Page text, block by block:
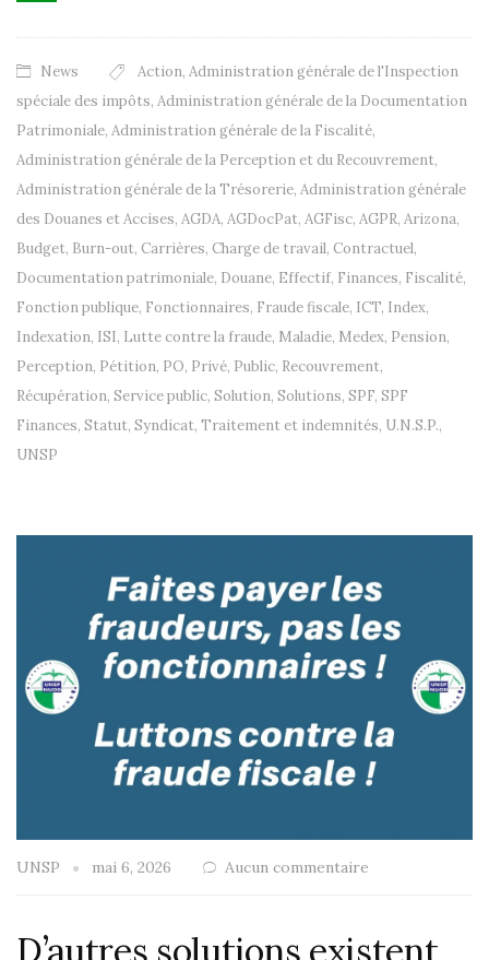
News Action, Administration générale de l'Inspection
spéciale des impôts, Administration générale de la Documentation
Patrimoniale, Administration générale de la Fiscalité,
Administration générale de la Perception et du Recouvrement,
Administration générale de la Trésorerie, Administration générale
des Douanes et Accises, AGDA, AGDocPat, AGFisc, AGPR, Arizona,
Budget, Burn-out, Carrières, Charge de travail, Contractuel,
Documentation patrimoniale, Douane, Effectif, Finances, Fiscalité,
Fonction publique, Fonctionnaires, Fraude fiscale, ICT, Index,
Indexation, ISI, Lutte contre la fraude, Maladie, Medex, Pension,
Perception, Pétition, PO, Privé, Public, Recouvrement,
Récupération, Service public, Solution, Solutions, SPF, SPF
Finances, Statut, Syndicat, Traitement et indemnités, U.N.S.P.,
UNSP
UNSP mai 6, 2026 Aucun commentaire
D’autres solutions existent